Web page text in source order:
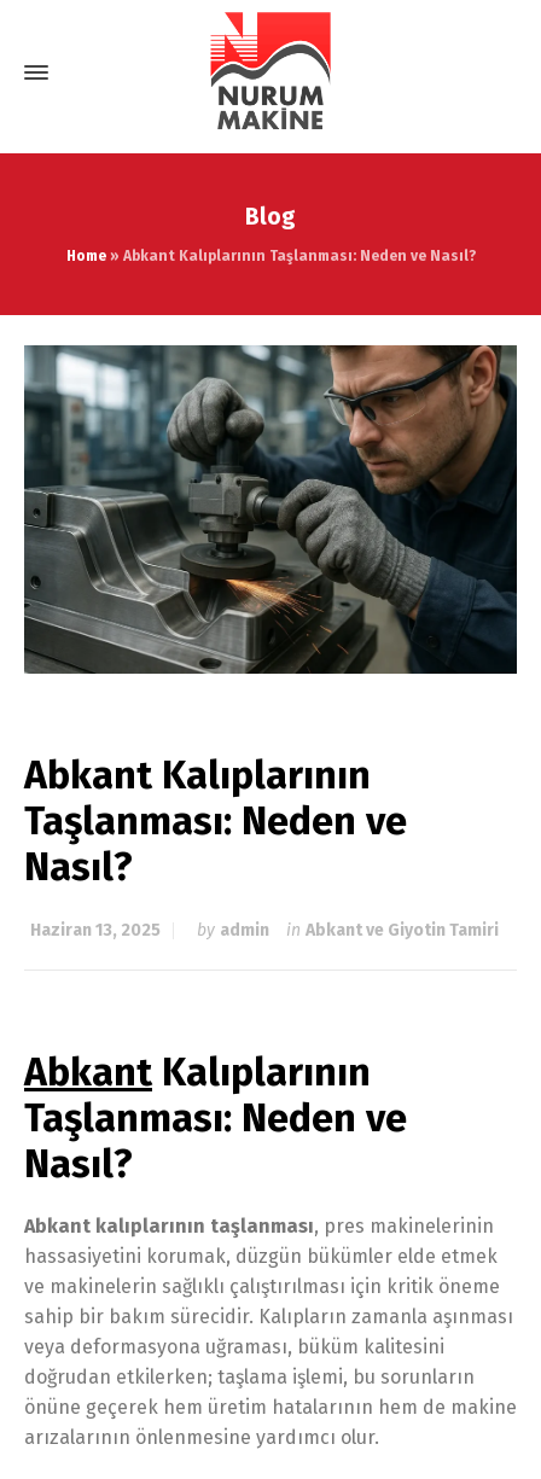
Blog
Home» Abkant Kalıplarının Taşlanması: Neden ve Nasıl?
Abkant Kalıplarının
Taşlanması: Neden ve
Nasıl?
Haziran 13, 2025 by admin in Abkant ve Giyotin Tamiri
AbkantKalıplarının
Taşlanması: Neden ve
Nasıl?
Abkant kalıplarının taşlanması, pres makinelerinin
hassasiyetini korumak, düzgün bükümler elde etmek
ve makinelerin sağlıklı çalıştırılması için kritik öneme
sahip bir bakım sürecidir. Kalıpların zamanla aşınması
veya deformasyona uğraması, büküm kalitesini
doğrudan etkilerken; taşlama işlemi, bu sorunların
önüne geçerek hem üretim hatalarının hem de makine
arızalarının önlenmesine yardımcı olur.